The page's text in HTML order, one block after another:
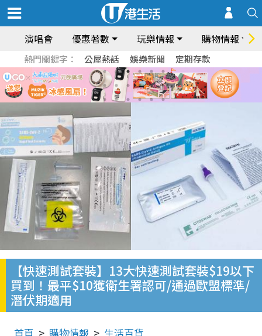
演唱會 優惠著數 玩樂情報 購物情報
熱門關鍵字： 公屋熱話 娛樂新聞 定期存款
【快速測試套裝】13大快速測試套裝$19以下
買到！最平$10獲衛生署認可/通過歐盟標準/
潛伏期適用
首頁 購物情報 生活百貨